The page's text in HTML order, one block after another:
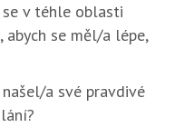
se v téhle oblasti
se měl/a lépe,
a své pravdivé